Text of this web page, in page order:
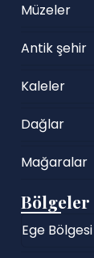
Müzeler
Antik şehir
Kaleler
Dağlar
Mağaralar
Bölgeler
Ege Bölgesi